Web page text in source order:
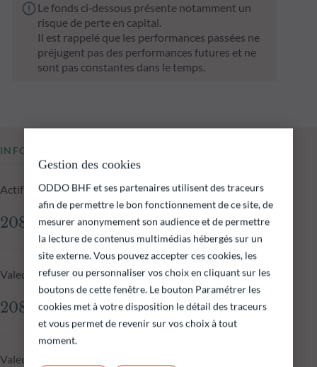
Le fonds ci‑dessous présente notamment un
risque de perte en capital.
Il est rappelé que les performances passées ne
préjugent pas des performances futures et ne
sont pas constantes dans le temps.
INFORMATIONS CLÉS
Actif net du fonds au 05.08.2026
208,28 M€
Valeur liquidative au 05.08.2026
208 673,78 €
Valeur liquidative J-1
Gestion des cookies
ODDO BHF et ses partenaires utilisent des traceurs
afin de permettre le bon fonctionnement de ce site, de
mesurer anonymement son audience et de permettre
la lecture de contenus multimédias hébergés sur un
site externe. Vous pouvez accepter ces cookies, les
refuser ou personnaliser vos choix en cliquant sur les
boutons de cette fenêtre. Le bouton Paramétrer les
cookies met à votre disposition le détail des traceurs
et vous permet de revenir sur vos choix à tout
moment.